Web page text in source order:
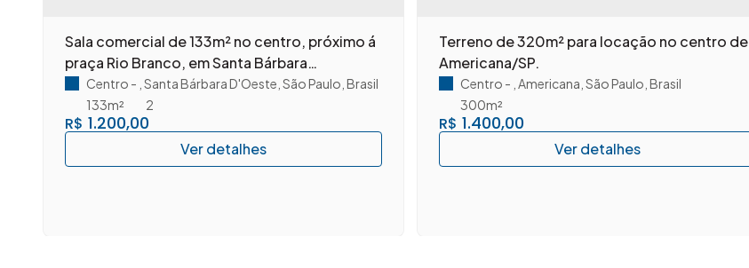
Sala comercial de 133m² no centro, próximo á
praça Rio Branco, em Santa Bárbara
D'Oeste/SP.
R$ 1.200,00
Centro ,Santa Bárbara D'Oeste ,São Paulo ,Brasil
2
133m²
Terreno de 320m² para locação no centro de
Americana/SP.
R$ 1.400,00
Centro Americana São Paulo Brasil
300m²